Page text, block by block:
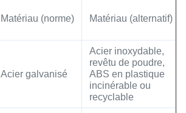
Matériau (norme) Matériau (alternatif)
Acier galvanisé
Acier inoxydable,
revêtu de poudre,
ABS en plastique
incinérable ou
recyclable